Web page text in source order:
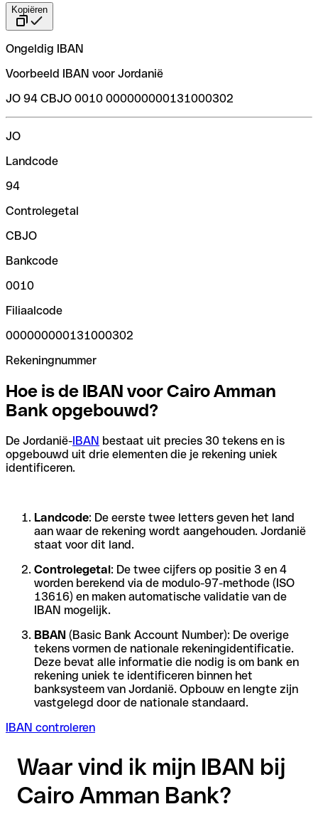
Kopiëren
Ongeldig IBAN
Voorbeeld IBAN voor Jordanië
JO 94 CBJO 0010 000000000131000302
JO
Landcode
94
Controlegetal
CBJO
Bankcode
0010
Filiaalcode
000000000131000302
Rekeningnummer
Hoe is de IBAN voor Cairo Amman
Bank opgebouwd?
De Jordanië-IBAN bestaat uit precies 30 tekens en is
opgebouwd uit drie elementen die je rekening uniek
identificeren.
Landcode: De eerste twee letters geven het land
aan waar de rekening wordt aangehouden. Jordanië
staat voor dit land.
Controlegetal: De twee cijfers op positie 3 en 4
worden berekend via de modulo-97-methode (ISO
13616) en maken automatische validatie van de
IBAN mogelijk.
BBAN (Basic Bank Account Number): De overige
tekens vormen de nationale rekeningidentificatie.
Deze bevat alle informatie die nodig is om bank en
rekening uniek te identificeren binnen het
banksysteem van Jordanië. Opbouw en lengte zijn
vastgelegd door de nationale standaard.
IBAN controleren
Waar vind ik mijn IBAN bij
Cairo Amman Bank?